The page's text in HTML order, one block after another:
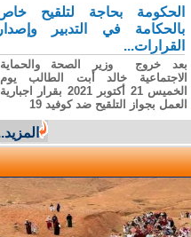
الحكومة بحاجة لتلقيح خاص
بالحكامة في التدبير وإصدار
القرارات...
بعد خروج وزير الصحة والحماية
الاجتماعية خالد أبت الطالب يوم
الخميس 21 أكتوبر 2021 بقرار اجبارية
العمل بجواز التلقيح ضد كوفيد 19
المزيد...